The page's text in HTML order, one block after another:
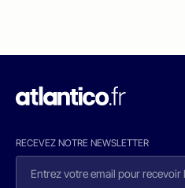
RECEVEZ NOTRE NEWSLETTER